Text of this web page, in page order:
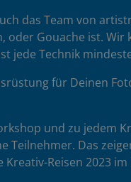
das Team von
oder Gouache ist.
jede Technik
für Deinen
und zu jedem
Teilnehmer. Das
Reisen 2023